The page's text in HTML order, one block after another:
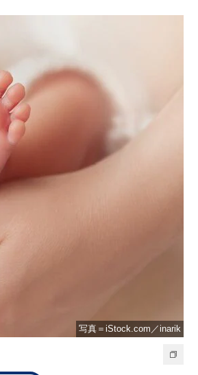
写真＝iStock.com／inarik